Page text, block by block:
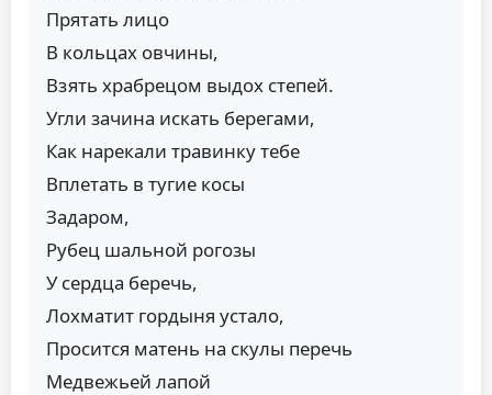
Прятать лицо
В кольцах овчины,
Взять храбрецом выдох степей.
Угли зачина искать берегами,
Как нарекали травинку тебе
Вплетать в тугие косы
Задаром,
Рубец шальной рогозы
У сердца беречь,
Лохматит гордыня устало,
Просится матень на скулы перечь
Медвежьей лапой